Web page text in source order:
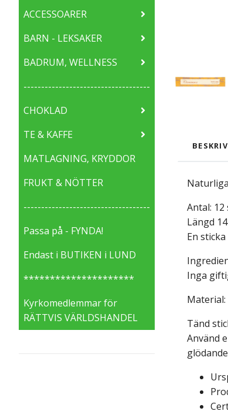
ACCESSOARER
BARN - LEKSAKER
BADRUM, WELLNESS
------------------------------------
CHOKLAD
TE & KAFFE
MATLAGNING, KRYDDOR
FRUKT & NÖTTER
------------------------------------
Passa på - FYNDA!
Endast i BUTIKEN i LUND
*********************
Kyrkomedlemmar för
RÄTTVIS VÄRLDSHANDEL
Antal: 12
Längd
En
Inga
Material:
Tänd
Använd